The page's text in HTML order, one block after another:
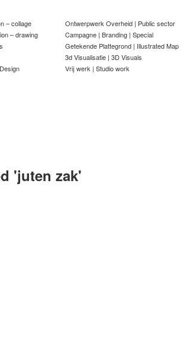
– collage
– drawing
Ontwerpwerk Overheid | Public sector
Campagne | Branding | Special
Getekende Plattegrond | Illustrated Map
3d Visualisatie | 3D Visuals
Vrij werk | Studio work
'juten zak'